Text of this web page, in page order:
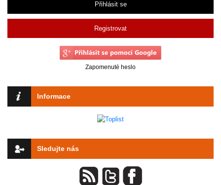
Přihlásit se
Registrovat
Zapomenuté heslo
Informace
Sledujte nás